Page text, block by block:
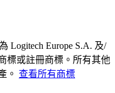
Logitech Europe S.A. 及/
標或註冊商標。所有其他
。 查看所有商標